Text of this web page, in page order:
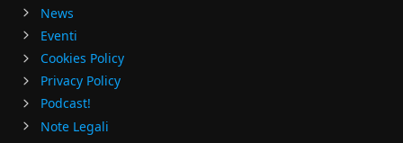
News
Eventi
Cookies Policy
Privacy Policy
Podcast!
Note Legali